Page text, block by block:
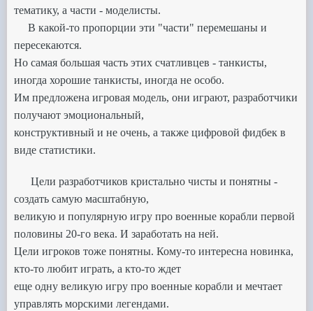
тематику, а части - моделисты.
В какой-то пропорции эти "части" перемешаны и
пересекаются.
Но самая большая часть этих счатливцев - танкисты,
иногда хорошие танкисты, иногда не особо.
Им предложена игровая модель, они играют, разработчики
получают эмоциональный,
конструктивный и не очень, а также цифровой фидбек в
виде статистики.
Цели разработчиков кристально чисты и понятны -
создать самую масштабную,
великую и популярную игру про военные корабли первой
половины 20-го века. И заработать на ней.
Цели игроков тоже понятны. Кому-то интересна новинка,
кто-то любит играть, а кто-то ждет
еще одну великую игру про военные корабли и мечтает
управлять морскими легендами.